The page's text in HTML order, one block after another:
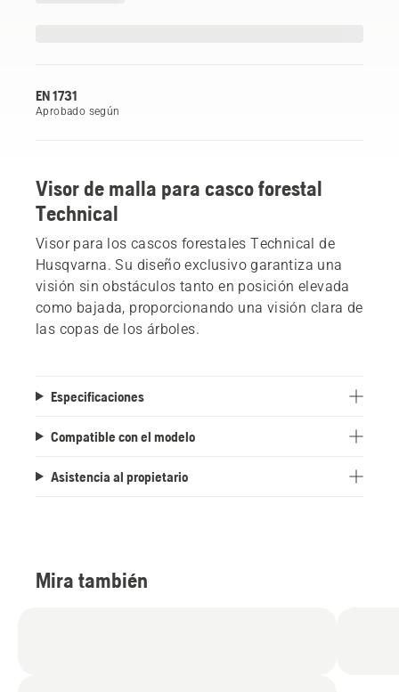
EN 1731
Aprobado según
Visor de malla para casco forestal
Technical
Visor para los cascos forestales Technical de
Husqvarna. Su diseño exclusivo garantiza una
visión sin obstáculos tanto en posición elevada
como bajada, proporcionando una visión clara de
las copas de los árboles.
Especificaciones
Compatible con el modelo
Asistencia al propietario
Mira también